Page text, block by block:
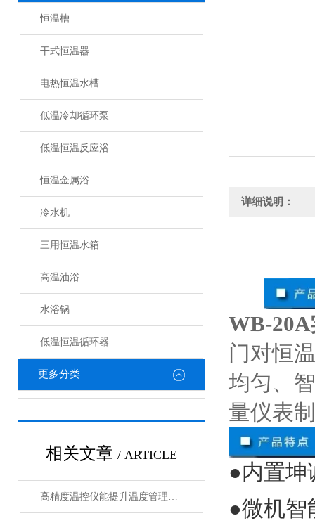
恒温槽
干式恒温器
电热恒温水槽
低温冷却循环泵
低温恒温反应浴
恒温金属浴
冷水机
三用恒温水箱
高温油浴
水浴锅
低温恒温循环器
更多分类
相关文章 / ARTICLE
高精度温控仪能提升温度管理的精准性和效率
详细说明：
WB-
门对恒
均匀、
量仪表
●内置坤
●微机智